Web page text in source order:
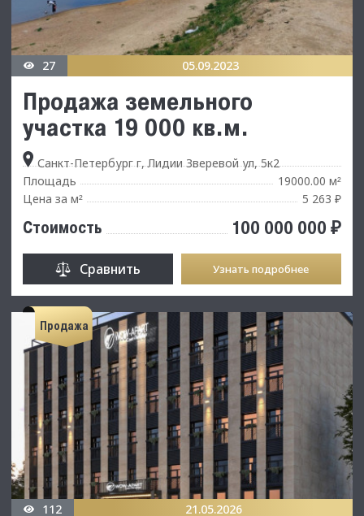
27 05.09.2023
Продажа земельного
участка 19 000 кв.м.
Санкт-Петербург г, Лидии Зверевой ул, 5к2
Площадь
19000.00 м²
Цена за м² 5 263 ₽
Стоимость 100 000 000 ₽
Сравнить Узнать подробнее
Продажа
112 21.05.2026